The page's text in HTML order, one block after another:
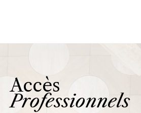
Accès
Professionnels